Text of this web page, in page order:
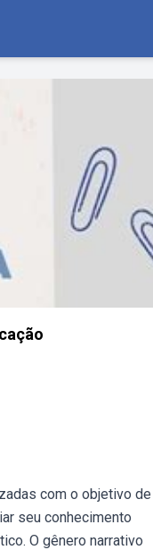
com o objetivo de
seu conhecimento
O gênero narrativo